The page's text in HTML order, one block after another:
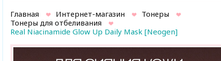
Главная Интернет-магазин
Тонеры
Тонеры для отбеливания
Real Niacinamide Glow Up Daily Mask [Neogen]